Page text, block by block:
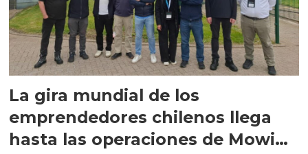
La gira mundial de los
emprendedores chilenos llega
hasta las operaciones de Mowi